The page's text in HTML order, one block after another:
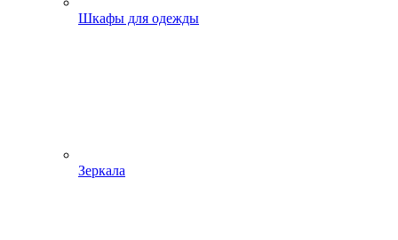
Шкафы для одежды
Зеркала